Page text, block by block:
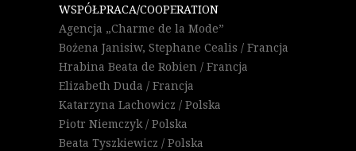
WSPÓŁPRACA/COOPERATION
Agencja „Charme de la Mode”
Bożena Janisiw, Stephane Cealis / Francja
Hrabina Beata de Robien / Francja
Elizabeth Duda / Francja
Katarzyna Lachowicz / Polska
Piotr Niemczyk / Polska
Beata Tyszkiewicz / Polska